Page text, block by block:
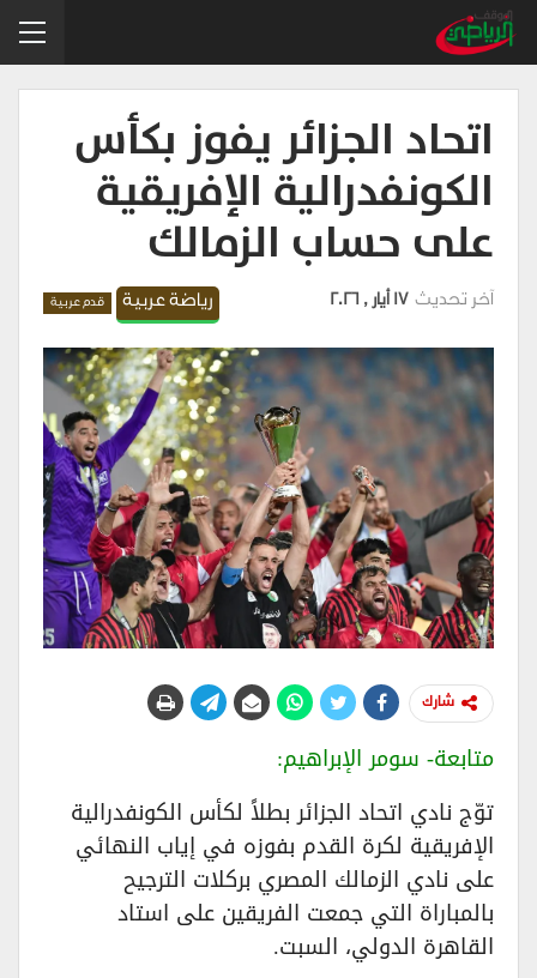
اتحاد الجزائر يفوز بكأس
الكونفدرالية الإفريقية
على حساب الزمالك
رياضة عربية قدم عربية آخر تحديث17 أيار , 2026
شارك
متابعة- سومر الإبراهيم:
توّج نادي اتحاد الجزائر بطلاً لكأس الكونفدرالية
الإفريقية لكرة القدم بفوزه في إياب النهائي
على نادي الزمالك المصري بركلات الترجيح
بالمباراة التي جمعت الفريقين على استاد
القاهرة الدولي، السبت.